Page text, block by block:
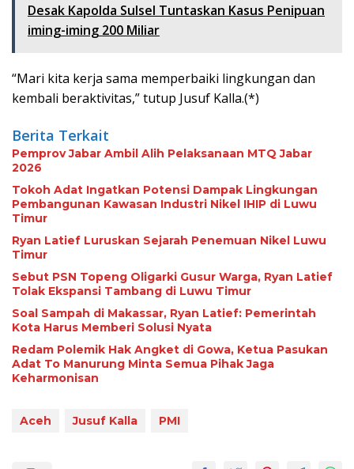
Desak Kapolda Sulsel Tuntaskan Kasus Penipuan
iming-iming 200 Miliar
“Mari kita kerja sama memperbaiki lingkungan dan
kembali beraktivitas,” tutup Jusuf Kalla.(*)
Berita Terkait
Pemprov Jabar Ambil Alih Pelaksanaan MTQ Jabar
2026
Tokoh Adat Ingatkan Potensi Dampak Lingkungan
Pembangunan Kawasan Industri Nikel IHIP di Luwu
Timur
Ryan Latief Luruskan Sejarah Penemuan Nikel Luwu
Timur
Sebut PSN Topeng Oligarki Gusur Warga, Ryan Latief
Tolak Ekspansi Tambang di Luwu Timur
Soal Sampah di Makassar, Ryan Latief: Pemerintah
Kota Harus Memberi Solusi Nyata
Redam Polemik Hak Angket di Gowa, Ketua Pasukan
Adat To Manurung Minta Semua Pihak Jaga
Keharmonisan
Aceh Jusuf Kalla PMI